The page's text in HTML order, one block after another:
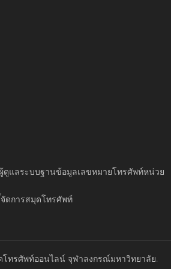
ดูแลระบบฐานข้อมูลเลขหมายโทรศัพท์หน่วย
ดการสมุดโทรศัพท์
โทรศัพท์ออนไลน์ จุฬาลงกรณ์มหาวิทยาลัย.